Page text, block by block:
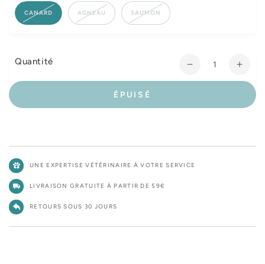
CANARD AGNEAU SAUMON
Quantité
Réduire
la
de
Meat
pâtée
la
de
Meat
ÉPUISÉ
UNE EXPERTISE VÉTÉRINAIRE À VOTRE SERVICE
LIVRAISON GRATUITE À PARTIR DE 59€
RETOURS SOUS 30 JOURS